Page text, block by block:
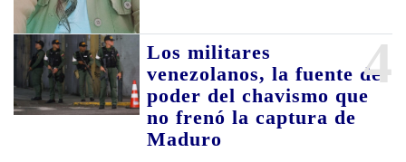
4
Los militares
venezolanos, la fuente de
poder del chavismo que
no frenó la captura de
Maduro